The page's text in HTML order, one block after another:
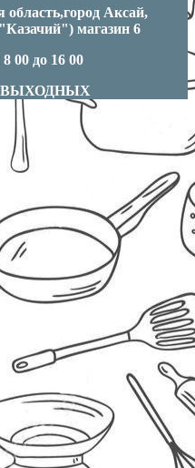
Аксай,
магазин 6
00 до 16 00